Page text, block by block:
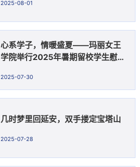
2025-08-01
心系学子，情暖盛夏——玛丽女王
学院举行2025年暑期留校学生慰问
2025-07-30
几时梦里回延安，双手搂定宝塔山
2025-07-28